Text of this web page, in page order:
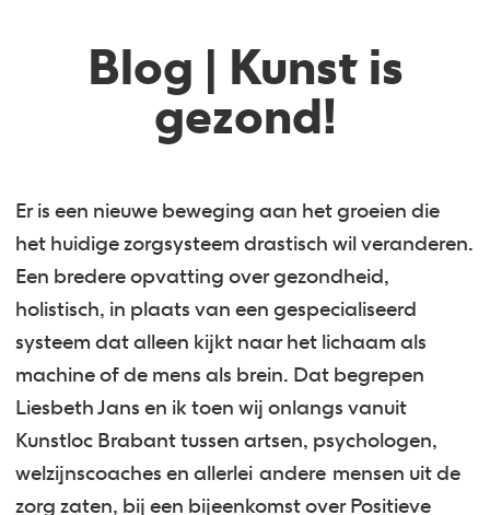
Blog | Kunst is
gezond!
Er is een nieuwe beweging aan het groeien die
het huidige zorgsysteem drastisch wil veranderen.
Een bredere opvatting over gezondheid,
holistisch, in plaats van een gespecialiseerd
systeem dat alleen kijkt naar het lichaam als
machine of de mens als brein. Dat begrepen
Liesbeth Jans en ik toen wij onlangs vanuit
Kunstloc Brabant tussen artsen, psychologen,
welzijnscoaches en allerlei andere mensen uit de
zorg zaten, bij een bijeenkomst over Positieve